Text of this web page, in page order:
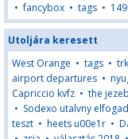
•fancybox • tags •
Utoljára keresett
West Orange • tags •
airport departures •
Capriccio kvfz • the
• Sodexo utalvny
teszt • heets u00e1r •